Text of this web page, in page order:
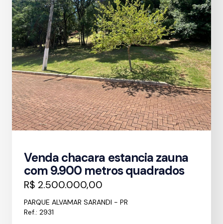
Venda chacara estancia zauna
com 9.900 metros quadrados
R$ 2.500.000,00
PARQUE ALVAMAR SARANDI - PR
Ref.: 2931